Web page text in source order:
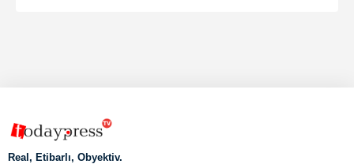
Real, Etibarlı, Obyektiv.